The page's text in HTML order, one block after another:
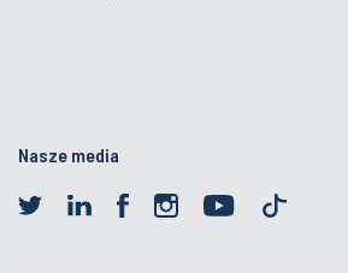
Nasze media